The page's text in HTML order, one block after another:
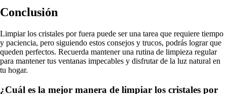
Conclusión
Limpiar los cristales por fuera puede ser una tarea que requiere tiempo
y paciencia, pero siguiendo estos consejos y trucos, podrás lograr que
queden perfectos. Recuerda mantener una rutina de limpieza regular
para mantener tus ventanas impecables y disfrutar de la luz natural en
tu hogar.
¿Cuál es la mejor manera de limpiar los cristales por